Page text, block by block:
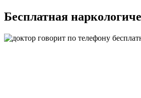
Бесплатная